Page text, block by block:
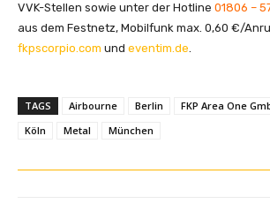
VVK-Stellen sowie unter der Hotline 01806 –
aus dem Festnetz, Mobilfunk max. 0,60 €/
fkpscorpio.com und eventim.de.
TAGS Airbourne Berlin FKP Area One
Köln
Metal München